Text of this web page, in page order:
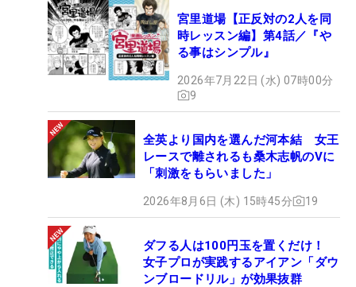
宮里道場【正反対の2人を同
時レッスン編】第4話／『や
る事はシンプル』
2026年7月22日 (水) 07時00分
9
全英より国内を選んだ河本結 女王
レースで離されるも桑木志帆のVに
「刺激をもらいました」
2026年8月6日 (木) 15時45分 19
ダフる人は100円玉を置くだけ！
女子プロが実践するアイアン「ダウ
ンブロードリル」が効果抜群